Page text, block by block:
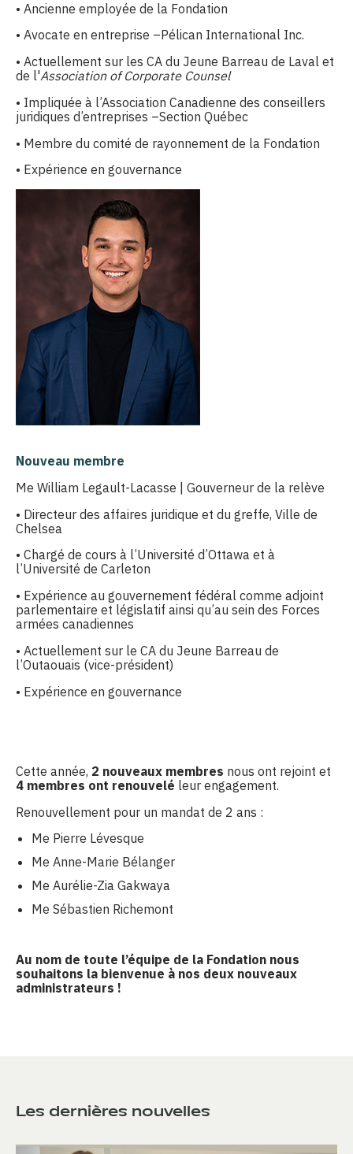
• Ancienne employée de la Fondation
• Avocate en entreprise –Pélican International Inc.
• Actuellement sur les CA du Jeune Barreau de Laval et
de l'Association of Corporate Counsel
• Impliquée à l’Association Canadienne des conseillers
juridiques d’entreprises –Section Québec
• Membre du comité de rayonnement de la Fondation
• Expérience en gouvernance
Nouveau membre
Me William Legault-Lacasse | Gouverneur de la relève
• Directeur des affaires juridique et du greffe, Ville de
Chelsea
• Chargé de cours à l’Université d’Ottawa et à
l’Université de Carleton
• Expérience au gouvernement fédéral comme adjoint
parlementaire et législatif ainsi qu’au sein des Forces
armées canadiennes
• Actuellement sur le CA du Jeune Barreau de
l’Outaouais (vice-président)
• Expérience en gouvernance
Cette année, 2 nouveaux membres nous ont rejoint et
4 membres ont renouvelé leur engagement.
Renouvellement pour un mandat de 2 ans :
Me Pierre Lévesque
Me Anne-Marie Bélanger
Me Aurélie-Zia Gakwaya
Me Sébastien Richemont
Au nom de toute l’équipe de la Fondation nous
souhaitons la bienvenue à nos deux nouveaux
administrateurs !
Les dernières nouvelles